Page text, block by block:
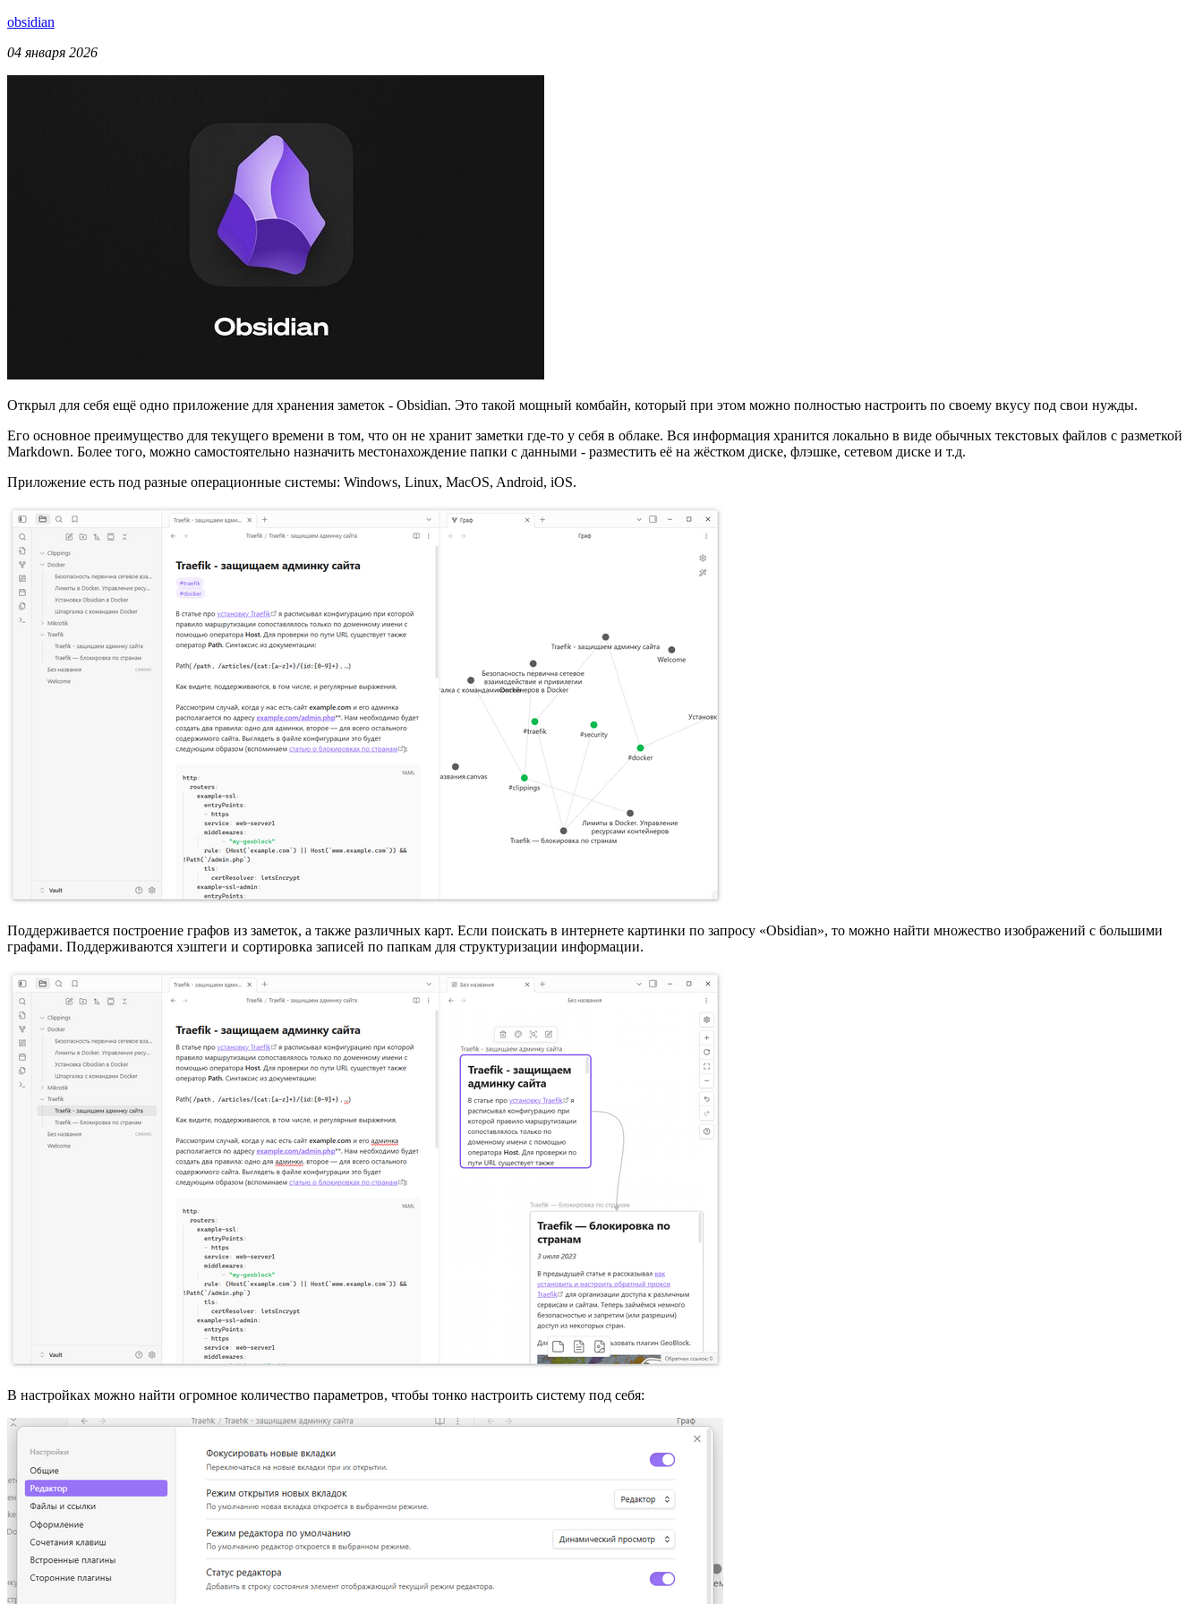
obsidian
04 января 2026
Открыл для себя ещё одно приложение для хранения заметок - Obsidian. Это такой мощный комбайн, который при этом можно полностью настроить по своему вкусу под свои нужды.
Его основное преимущество для текущего времени в том, что он не хранит заметки где-то у себя в облаке. Вся информация хранится локально в виде обычных текстовых файлов с разметкой
Markdown. Более того, можно самостоятельно назначить местонахождение папки с данными - разместить её на жёстком диске, флэшке, сетевом диске и т.д.
Приложение есть под разные операционные системы: Windows, Linux, MacOS, Android, iOS.
Поддерживается построение графов из заметок, а также различных карт. Если поискать в интернете картинки по запросу «Obsidian», то можно найти множество изображений с большими
графами. Поддерживаются хэштеги и сортировка записей по папкам для структуризации информации.
В настройках можно найти огромное количество параметров, чтобы тонко настроить систему под себя: